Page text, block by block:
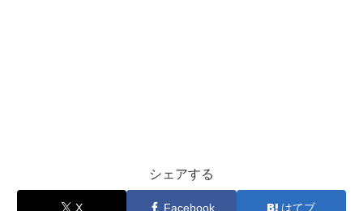
シェアする
X Facebook はてブ